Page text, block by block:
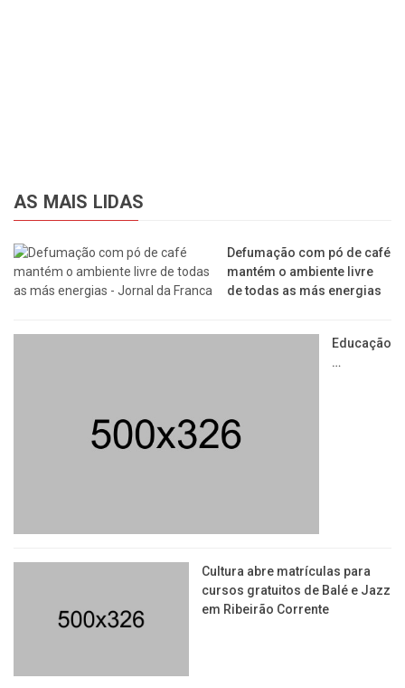
AS MAIS LIDAS
Defumação com pó de café
mantém o ambiente livre
de todas as más energias
Educação
…
​Cultura abre matrículas para
cursos gratuitos de Balé e Jazz
em Ribeirão Corrente